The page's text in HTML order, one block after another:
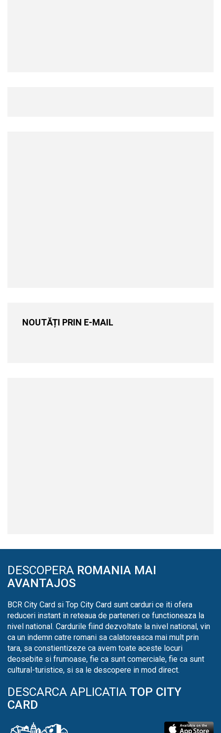
NOUTĂȚI PRIN E-MAIL
DESCOPERA ROMANIA MAI
AVANTAJOS
BCR City Card si Top City Card sunt carduri ce iti ofera
reduceri instant in reteaua de parteneri ce functioneaza la
nivel national. Cardurile fiind dezvoltate la nivel national, vin
ca un indemn catre romani sa calatoreasca mai mult prin
tara, sa constientizeze ca avem toate aceste locuri
deosebite si frumoase, fie ca sunt comerciale, fie ca sunt
cultural-turistice, si sa le descopere in mod direct.
DESCARCA APLICATIA TOP CITY
CARD